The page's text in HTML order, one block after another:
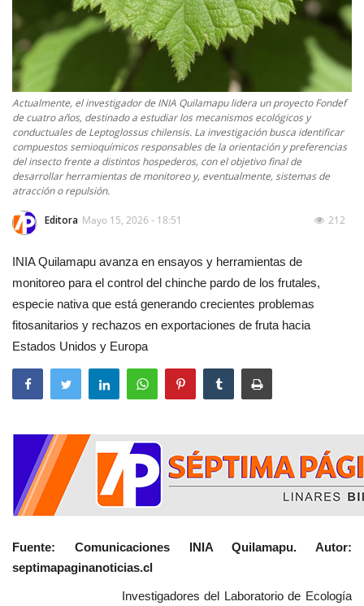
Actualmente, el investigador de INIA Quilamapu lidera un proyecto Fondef
de cuatro años, destinado a estudiar los mecanismos ecológicos y
conductuales de Leptoglossus chilensis. La investigación busca identificar
compuestos semioquímicos responsables de la orientación y preferencias
del insecto frente a distintos hospederos, con el objetivo final de
desarrollar herramientas de monitoreo y, eventualmente, sistemas de
atracción o repulsión.
Editora Mayo 15, 2026 - 18:51 212
INIA Quilamapu avanza en ensayos y herramientas de
monitoreo para el control del chinche pardo de los frutales,
especie nativa que está generando crecientes problemas
fitosanitarios y rechazos en exportaciones de fruta hacia
Estados Unidos y Europa
Fuente: Comunicaciones INIA Quilamapu. Autor:
septimapaginanoticias.cl
Investigadores del Laboratorio de Ecología